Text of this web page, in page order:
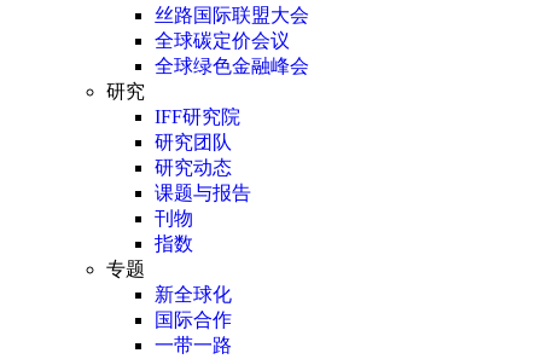
丝路国际联盟大会
全球碳定价会议
全球绿色金融峰会
研究
IFF研究院
研究团队
研究动态
课题与报告
刊物
指数
专题
新全球化
国际合作
一带一路